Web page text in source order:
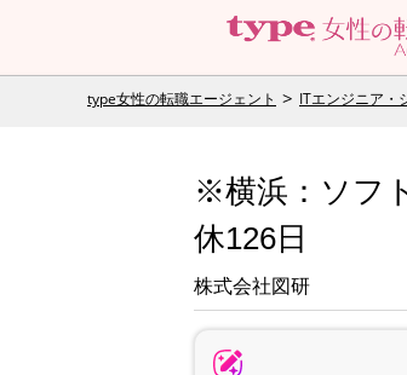
type女性の転職エージェント ITエンジニア・
※横浜：ソフ
休126日
株式会社図研